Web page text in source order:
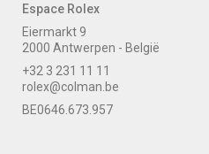
Espace Rolex
Eiermarkt 9
2000 Antwerpen - België
+32 3 231 11 11
rolex@colman.be
BE0646.673.957